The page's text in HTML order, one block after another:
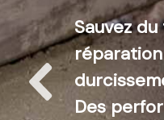
Sauvez
Des